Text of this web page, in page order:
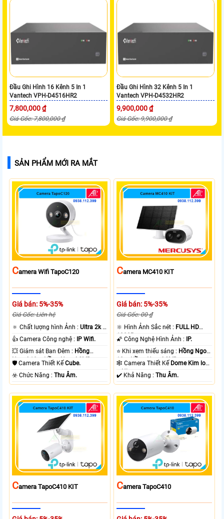
Đầu Ghi Hình 16 Kênh 5 In 1
Vantech VPH-D4516HR2
7,800,000 ₫
Giá Gốc: 7,800,000 ₫
Đầu Ghi Hình 32 Kênh 5 In 1
Vantech VPH-D4532HR2
9,900,000 ₫
Giá Gốc: 9,900,000 ₫
SẢN PHẨM MỚI RA MẮT
CAmera Wifi TapoC120
Giá bán: 5%-35%
Giá Gốc: Liên hệ
🔅 Chất lượng hình Ảnh :Ultra 2k +
.
👍 Camera Công nghệ :
IP Wifi.
💥 Giám sát Ban Đêm : Hồng
Ngoại 10m Hồng Ngoại SMD.
🛡 Camera Thiết KếCube.
️☣️ Chức Năng :Thu Âm.
CAmera MC410 KIT
Giá bán: 5%-35%
Giá Gốc: 00 ₫
🔆 Hình Ảnh Sắc nét : FULL HD
1080P .
🌠 Công Nghệ Hình Ảnh :
IP.
⭐ Khi xem thiếu sáng : Hồng Ngoại
10m Hồng Ngoại SMD.
🕸️ Camera Thiết Kế Dome Kim loại
+ Nhựa.
️✔️ Khả Năng :Thu Âm.
CAmera TapoC410 KIT CAmera TapoC410